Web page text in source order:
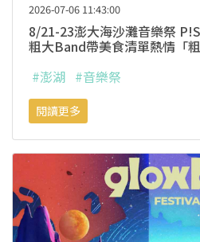
2026-07-06 11:43:00
8/21-23澎大海沙灘音樂祭
粗大Band帶美食清單熱情「
#澎湖 #音樂祭
閱讀更多